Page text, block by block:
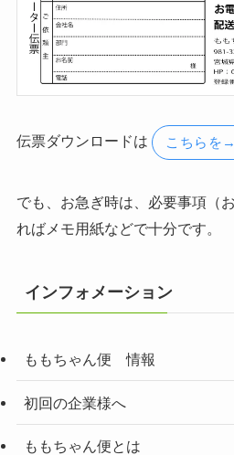
伝票ダウンロードは こちらを
でも、お急ぎ時は、必要事項（
ればメモ用紙などで十分です。
インフォメーション
ももちゃん便 情報
初回の企業様へ
ももちゃん便とは